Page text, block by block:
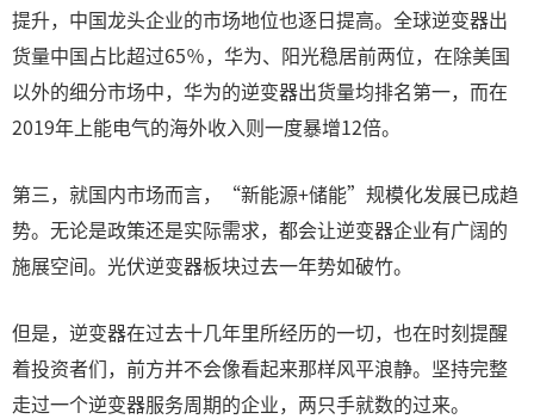
提升，中国龙头企业的市场地位也逐日提高。全球逆变器出
货量中国占比超过65％，华为、阳光稳居前两位，在除美国
以外的细分市场中，华为的逆变器出货量均排名第一，而在
2019年上能电气的海外收入则一度暴增12倍。
第三，就国内市场而言，“新能源+储能”规模化发展已成趋
势。无论是政策还是实际需求，都会让逆变器企业有广阔的
施展空间。光伏逆变器板块过去一年势如破竹。
但是，逆变器在过去十几年里所经历的一切，也在时刻提醒
着投资者们，前方并不会像看起来那样风平浪静。坚持完整
走过一个逆变器服务周期的企业，两只手就数的过来。